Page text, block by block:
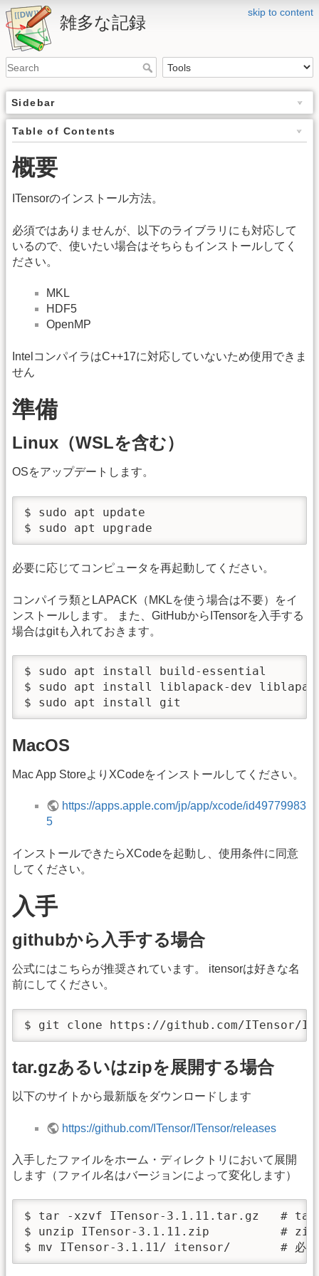
skip to content
雑多な記録
Sidebar
Table of Contents
概要
ITensorのインストール方法。
必須ではありませんが、以下のライブラリにも対応して
いるので、使いたい場合はそちらもインストールしてく
ださい。
MKL
HDF5
OpenMP
IntelコンパイラはC++17に対応していないため使用できま
せん
準備
Linux（WSLを含む）
OSをアップデートします。
$ sudo apt update
$ sudo apt upgrade
必要に応じてコンピュータを再起動してください。
コンパイラ類とLAPACK（MKLを使う場合は不要）をイ
ンストールします。 また、GitHubからITensorを入手する
場合はgitも入れておきます。
$ sudo apt install build-essential
$ sudo apt install liblapack-dev
$ sudo apt install git
MacOS
Mac App StoreよりXCodeをインストールしてください。
https://apps.apple.com/jp/app/xcode/id49779983
5
インストールできたらXCodeを起動し、使用条件に同意
してください。
入手
githubから入手する場合
公式にはこちらが推奨されています。 itensorは好きな名
前にしてください。
$ git clone https://github.com/ITensor/
tar.gzあるいはzipを展開する場合
以下のサイトから最新版をダウンロードします
https://github.com/ITensor/ITensor/releases
入手したファイルをホーム・ディレクトリにおいて展開
します（ファイル名はバージョンによって変化します）
$ tar -xzvf ITensor-3.1.11.tar.gz   # tar
$ unzip ITensor-3.1.11.zip          # zip
$ mv ITensor-3.1.11/ itensor/       # 必要に応